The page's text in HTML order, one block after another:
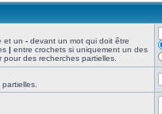
et un - devant un mot qui doit être
| entre crochets si uniquement un des
des recherches partielles.